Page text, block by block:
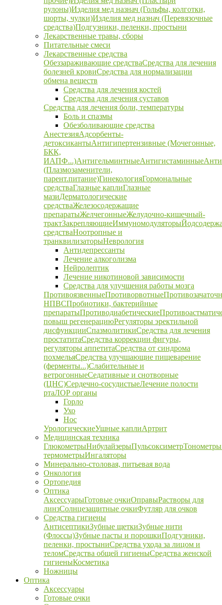
рулоны)Изделия мед назнач (Гольфы, колготки,
шорты, чулки)Изделия мед назнач (Перевязочные
средства)Подгузники, пеленки, простыни
Лекарственные травы, сборы
Питательные смеси
Лекарственные средства
Обеззараживающие средстваСредства для лечения
болезней кровиСредства для нормализации
обмена веществ
Средства для лечения костей
Средства для лечения суставов
Средства для лечения боли, температуры
Боль и спазмы
Обезболивающие средства
АнестезияАдсорбенты-
детоксикантыАнтигипертензивные (Мочегонные,
БКК,
ИАПФ...)АнтигельминтныеАнтигистаминные
(Плазмозаменители,
парент.питание)ГинекологияГормональные
средстваГлазные каплиГлазные
мазиДерматологические
средстваЖелезосодержащие
препаратыЖелчегонныеЖелудочно-кишечный-
трактЗакрепляющиеИммуномодуляторы
средстваНоотропные и
транквилизаторыНеврология
Антидепрессанты
Лечение алкоголизма
Нейролептик
Лечение никотиновой зависимости
Средства для улучшения работы мозга
ПротивоязвенныеПротиворвотные
НПВСПробиотики, бактерийные
препаратыПротиводиабетические
повыш регенерациюРегуляторы эректильной
дисфункцииСпазмолитикиСредства для лечения
простатитаСредства коррекции фигуры,
регуляторы аппетитаСредства от синдрома
похмельяСредства улучшающие пищеварение
(ферменты...)Слабительные и
ветрогонныеСедативные и снотворные
(ЦНС)Сердечно-сосудистыеЛечение полости
ртаЛОР органы
Горло
Ухо
Нос
УрологическиеУшные каплиАртрит
Медицинская техника
ГлюкометрыНибулайзерыПульсоксиметрТонометры
термометрыИнгаляторы
Минерально-столовая, питьевая вода
Онкология
Ортопедия
Оптика
АксессуарыГотовые очкиОправыРастворы для
линзСолнцезащитные очкиФутляр для очков
Средства гигиены
АнтисептикиЗубные щеткиЗубные нити
(Флоссы)Зубные пасты и порошкиПодгузники,
пеленки, простыниСредства ухода за лицом и
теломСредства общей гигиеныСредства женской
гигиеныКосметика
Ножницы
Оптика
Аксессуары
Готовые очки